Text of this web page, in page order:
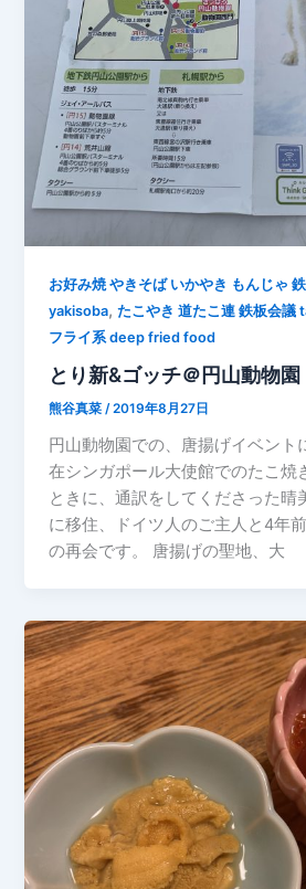
お好み焼 やきそば いかやき もんじゃ
yakisoba,たこやき 道たこ連 鉄板会議
フライ系 deep fried food
とり新&ゴッチ＠円山動物園
熊谷真菜/2019年8月27日
円山動物園での、唐揚げイベント
在シンガポール大使館でのたこ焼
ときに、通訳をしてくださった晴
に移住、ドイツ人のご主人と4年
の再会です。 唐揚げの聖地、大